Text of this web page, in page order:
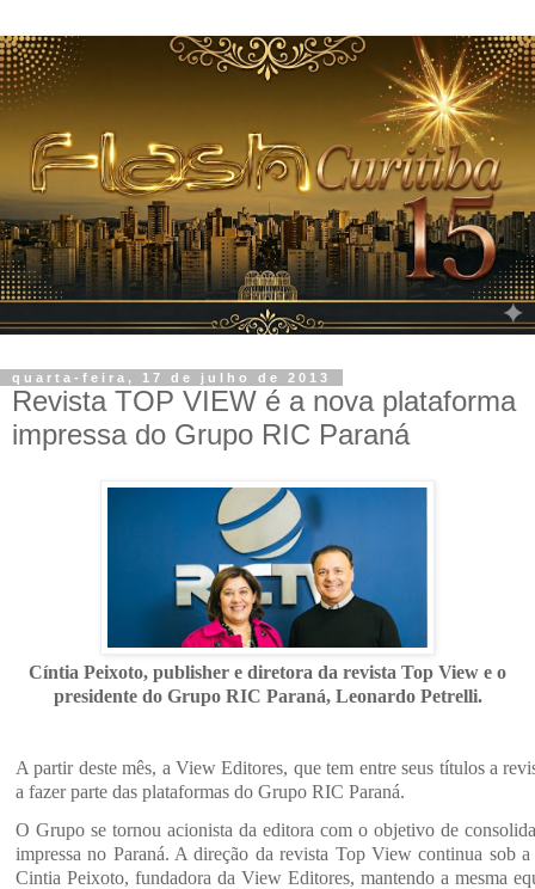
quarta-feira, 17 de julho de 2013
Revista TOP VIEW é a nova plataforma
impressa do Grupo RIC Paraná
Cíntia Peixoto, publisher e diretora da revista Top View e o
presidente do Grupo RIC Paraná, Leonardo Petrelli.
A partir deste mês, a View Editores, que tem entre seus títulos a
a fazer parte das plataformas do Grupo RIC Paraná.
O Grupo se tornou acionista da editora com o objetivo de
impressa no Paraná. A direção da revista Top View continua sob
Cintia Peixoto, fundadora da View Editores, mantendo a mesma